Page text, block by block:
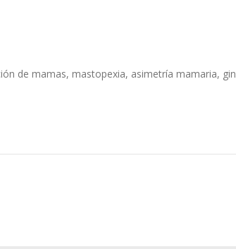
de mamas, mastopexia, asimetría mamaria,